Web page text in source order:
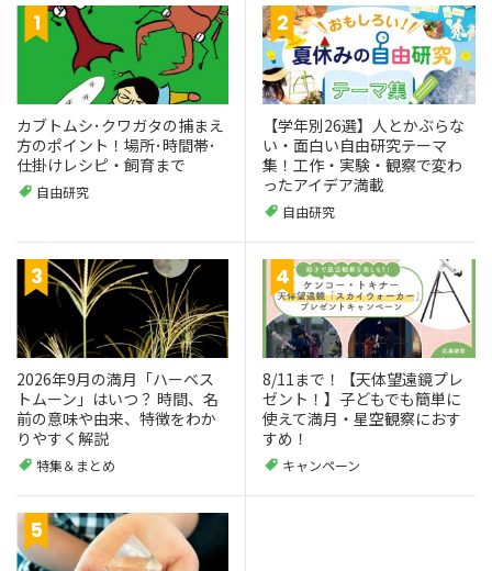
カブトムシ･クワガタの捕まえ
方のポイント！場所･時間帯･
仕掛けレシピ・飼育まで
自由研究
【学年別26選】人とかぶらな
い・面白い自由研究テーマ
集！工作・実験・観察で変わ
ったアイデア満載
自由研究
2026年9月の満月「ハーベス
トムーン」はいつ？ 時間、名
前の意味や由来、特徴をわか
りやすく解説
特集＆まとめ
8/11まで！【天体望遠鏡プレ
ゼント！】子どもでも簡単に
使えて満月・星空観察におす
すめ！
キャンペーン